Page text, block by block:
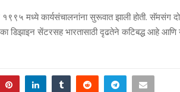
मध्‍ये कार्यसंचालनांना सुरूवात झाली होती. सॅमसंग
सेंटरसह भारतासाठी दृढतेने कटिबद्ध आहे आणि